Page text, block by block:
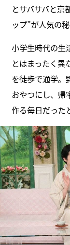
とサバサバと京
ップ”が人気の
小学生時代の生
とはまったく異
を徒歩で通学。
おやつにし、帰
作る毎日だった